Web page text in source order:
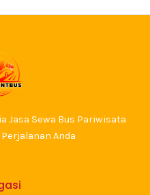
Jasa Sewa Bus Pariwisata
Anda